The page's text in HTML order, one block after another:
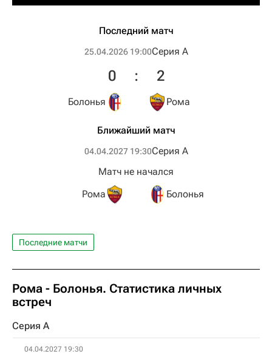
Последний матч
25.04.2026 19:00Серия А
Болонья
0 : 2
Рома
Ближайший матч
04.04.2027 19:30Серия А
Рома
Матч не начался
Болонья
Последние матчи
Рома - Болонья. Статистика личных
встреч
Серия А
04.04.2027 19:30